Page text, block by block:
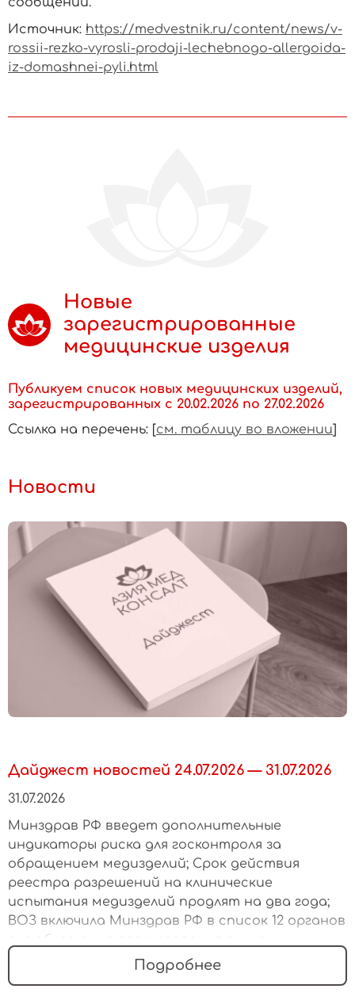
Источник: https://medvestnik.ru/content/news/v-
rossii-rezko-vyrosli-prodaji-lechebnogo-allergoida-
iz-domashnei-pyli.html
Новые
зарегистрированные
медицинские изделия
Публикуем список новых медицинских изделий,
зарегистрированных с 20.02.2026 по 27.02.2026
Ссылка на перечень: [см. таблицу во вложении]
Новости
Дайджест новостей 24.07.2026 — 31.07.2026
31.07.2026
Минздрав РФ введет дополнительные
индикаторы риска для госконтроля за
обращением медизделий; Срок действия
реестра разрешений на клинические
испытания медизделий продлят на два года;
ВОЗ включила Минздрав РФ в список 12 органов
для облегчения регулирования рынка
Подробнее